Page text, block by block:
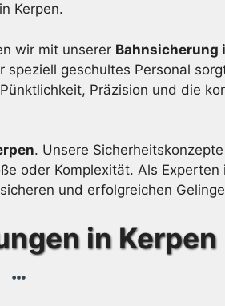
Kerpen.
wir mit unserer Bahnsicherung
geschultes Personal
Präzision und die
. Unsere
oder Komplexität. Als
und erfolgreichen
in Kerpen